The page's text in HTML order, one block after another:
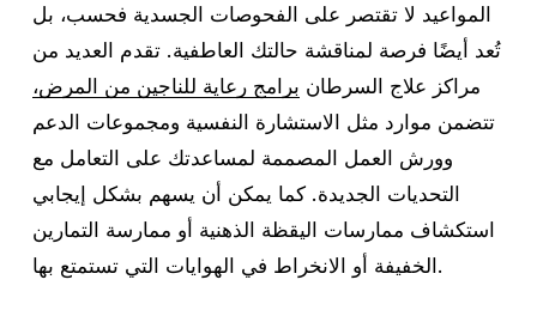
المواعيد لا تقتصر على الفحوصات الجسدية فحسب، بل
تُعد أيضًا فرصة لمناقشة حالتك العاطفية. تقدم العديد من
مراكز علاج السرطان برامج رعاية للناجين من المرض،
تتضمن موارد مثل الاستشارة النفسية ومجموعات الدعم
وورش العمل المصممة لمساعدتك على التعامل مع
التحديات الجديدة. كما يمكن أن يسهم بشكل إيجابي
استكشاف ممارسات اليقظة الذهنية أو ممارسة التمارين
الخفيفة أو الانخراط في الهوايات التي تستمتع بها.